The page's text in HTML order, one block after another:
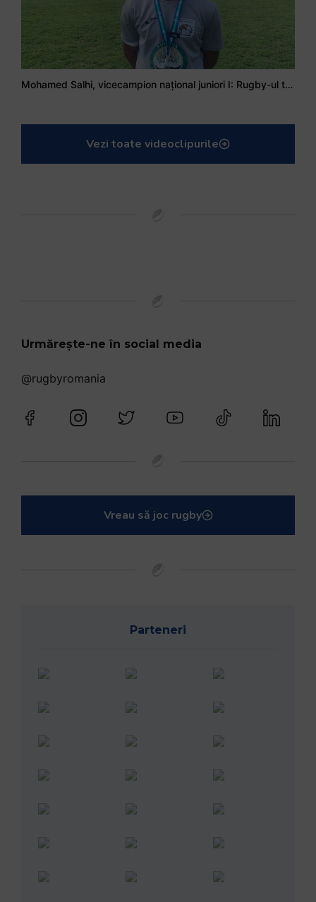
Mohamed Salhi, vicecampion național juniori I: Rugby-ul te învață să accepți și înfrângerile
Vezi toate videoclipurile
Urmărește-ne în social media
@rugbyromania
Vreau să joc rugby
Parteneri